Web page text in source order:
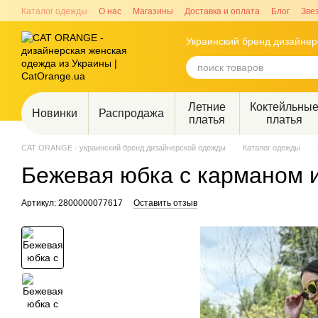
Перейти к основному контенту
Каталог одежды О нас Магазины Доставка и оплата Блог
Украинский бренд
Новинки Распродажа
Летние
платья
платья
CAT ORANGE - украинский бренд дизайнерской одежды Каталог одежды
Бежевая юбка с карманом
Артикул: 2800000077617 Оставить отзыв